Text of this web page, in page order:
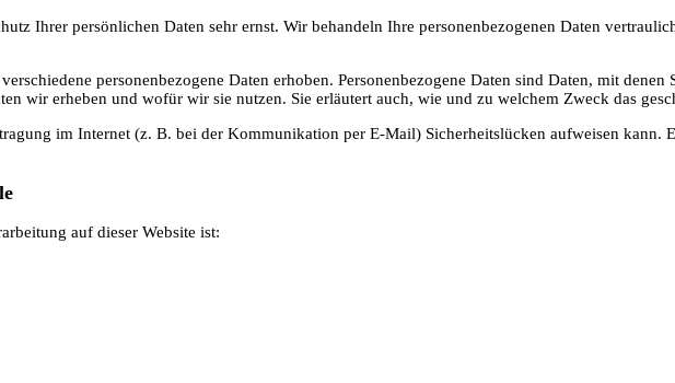
Ihrer persönlichen Daten sehr ernst. Wir behandeln Ihre personenbezogenen Daten
personenbezogene Daten erhoben. Personenbezogene Daten sind Daten, mit
wir erheben und wofür wir sie nutzen. Sie erläutert auch, wie und zu welchem Zweck das
im Internet (z. B. bei der Kommunikation per E-Mail) Sicherheitslücken aufweisen
auf dieser Website ist: